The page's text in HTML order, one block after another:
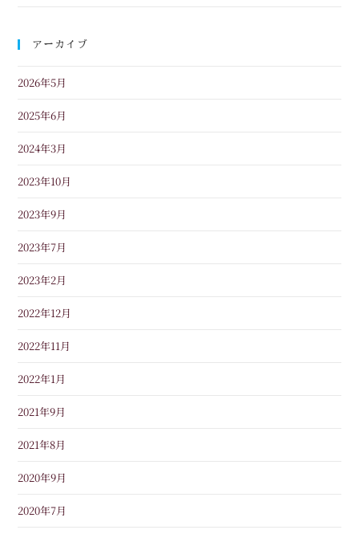
アーカイブ
2026年5月
2025年6月
2024年3月
2023年10月
2023年9月
2023年7月
2023年2月
2022年12月
2022年11月
2022年1月
2021年9月
2021年8月
2020年9月
2020年7月